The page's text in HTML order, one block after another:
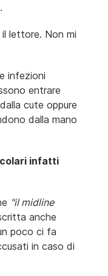
lettore. Non mi
infezioni
entrare
cute oppure
dalla mano
infatti
"il midline
anche
poco ci fa
in caso di